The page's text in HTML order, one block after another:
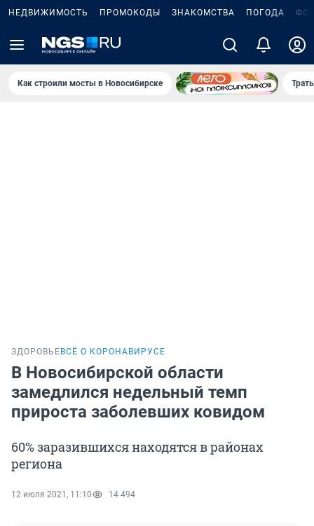
НЕДВИЖИМОСТЬ ПРОМОКОДЫ ЗНАКОМСТВА ПОГОДА
Как строили мосты в Новосибирске
ЗДОРОВЬЕ ВСЁ О КОРОНАВИРУСЕ
В Новосибирской области
замедлился недельный темп
прироста заболевших ковидом
60% заразившихся находятся в районах
региона
12 июля 2021, 11:10 14 494